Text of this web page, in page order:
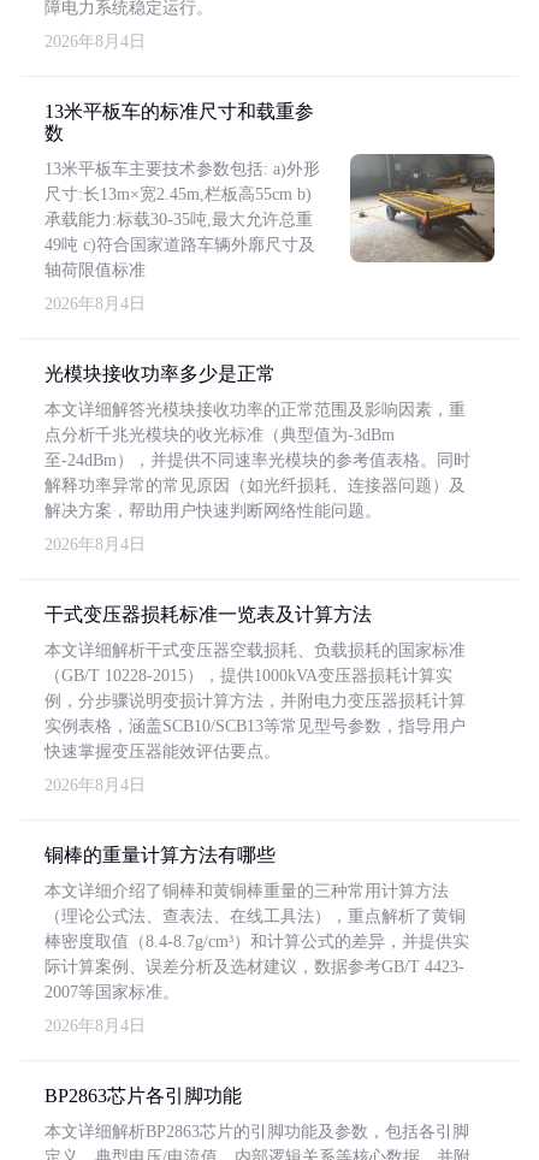
障电力系统稳定运行。
2026年8月4日
13米平板车的标准尺寸和载重参
数
13米平板车主要技术参数包括: a)外形
尺寸:长13m×宽2.45m,栏板高55cm b)
承载能力:标载30-35吨,最大允许总重
49吨 c)符合国家道路车辆外廓尺寸及
轴荷限值标准
2026年8月4日
光模块接收功率多少是正常
本文详细解答光模块接收功率的正常范围及影响因素，重
点分析千兆光模块的收光标准（典型值为-3dBm
至-24dBm），并提供不同速率光模块的参考值表格。同时
解释功率异常的常见原因（如光纤损耗、连接器问题）及
解决方案，帮助用户快速判断网络性能问题。
2026年8月4日
干式变压器损耗标准一览表及计算方法
本文详细解析干式变压器空载损耗、负载损耗的国家标准
（GB/T 10228-2015），提供1000kVA变压器损耗计算实
例，分步骤说明变损计算方法，并附电力变压器损耗计算
实例表格，涵盖SCB10/SCB13等常见型号参数，指导用户
快速掌握变压器能效评估要点。
2026年8月4日
铜棒的重量计算方法有哪些
本文详细介绍了铜棒和黄铜棒重量的三种常用计算方法
（理论公式法、查表法、在线工具法），重点解析了黄铜
棒密度取值（8.4-8.7g/cm³）和计算公式的差异，并提供实
际计算案例、误差分析及选材建议，数据参考GB/T 4423-
2007等国家标准。
2026年8月4日
BP2863芯片各引脚功能
本文详细解析BP2863芯片的引脚功能及参数，包括各引脚